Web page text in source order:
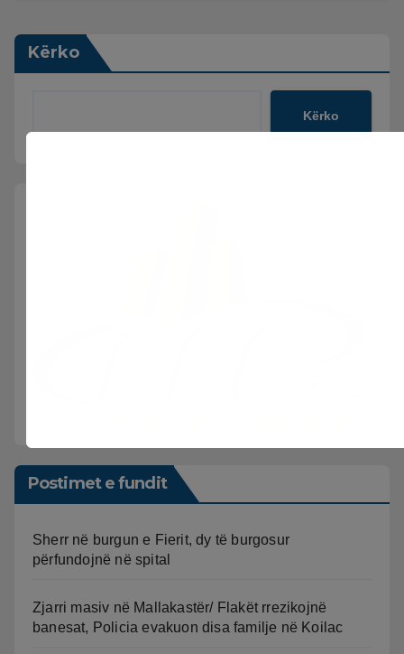
Kërko
Kërko
Postimet e fundit
Sherr në burgun e Fierit, dy të burgosur
përfundojnë në spital
Zjarri masiv në Mallakastër/ Flakët rrezikojnë
banesat, Policia evakuon disa familje në Koilac